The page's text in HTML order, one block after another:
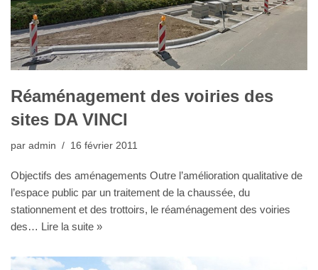
Réaménagement des voiries des
sites DA VINCI
par admin 16 février 2011
Objectifs des aménagements Outre l’amélioration qualitative de
l’espace public par un traitement de la chaussée, du
stationnement et des trottoirs, le réaménagement des voiries
des… Lire la suite »